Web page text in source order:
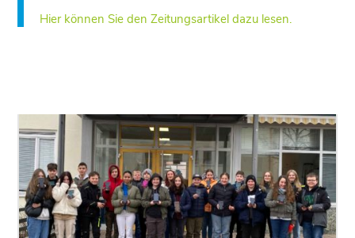
Hier können Sie den Zeitungsartikel dazu lesen.